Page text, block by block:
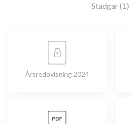
Stadgar (1)
Årsredovisning 2024